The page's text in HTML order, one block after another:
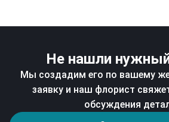
Не нашли
Мы создадим его по вашему
заявку и наш флорист
обсуждения